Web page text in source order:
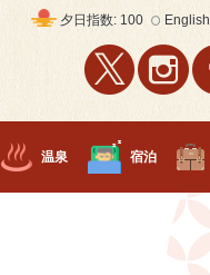
夕日 指数: 100 English
温泉 宿泊